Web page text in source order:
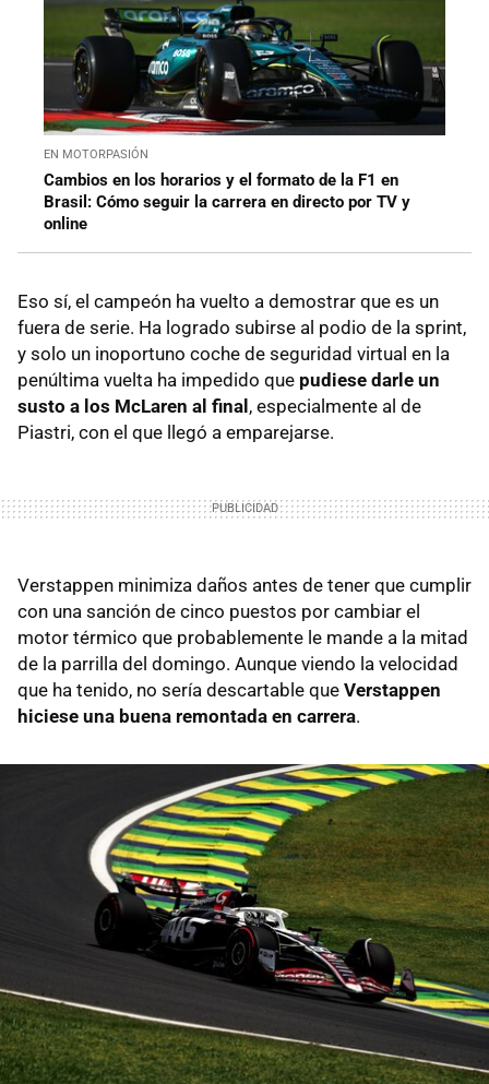
EN MOTORPASIÓN
Cambios en los horarios y el formato de la F1 en
Brasil: Cómo seguir la carrera en directo por TV y
online
Eso sí, el campeón ha vuelto a demostrar que es un
fuera de serie. Ha logrado subirse al podio de la sprint,
y solo un inoportuno coche de seguridad virtual en la
penúltima vuelta ha impedido que pudiese darle un
susto a los McLaren al final, especialmente al de
Piastri, con el que llegó a emparejarse.
Verstappen minimiza daños antes de tener que cumplir
con una sanción de cinco puestos por cambiar el
motor térmico que probablemente le mande a la mitad
de la parrilla del domingo. Aunque viendo la velocidad
que ha tenido, no sería descartable que Verstappen
hiciese una buena remontada en carrera.